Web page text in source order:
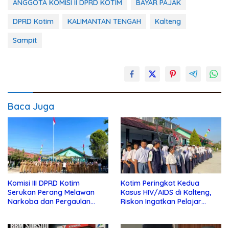
ANGGOTA KOMISI II DPRD KOTIM BAYAR PAJAK
DPRD Kotim KALIMANTAN TENGAH Kalteng
Sampit
Baca Juga
Komisi III DPRD Kotim
Serukan Perang Melawan
Narkoba dan Pergaulan
Kotim Peringkat Kedua
Kasus HIV/AIDS di Kalteng,
Riskon Ingatkan Pelajar